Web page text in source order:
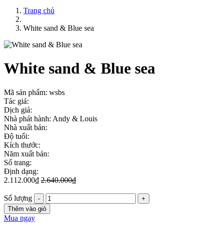
Trang chủ
White sand & Blue sea
White sand & Blue sea
Mã sản phẩm: wsbs
Tác giả:
Dịch giả:
Nhà phát hành: Andy & Louis
Nhà xuất bản:
Độ tuổi:
Kích thước:
Năm xuất bản:
Số trang:
Định dạng:
2.112.000₫ 2.640.000₫
Số lượng
Thêm vào giỏ
Mua ngay